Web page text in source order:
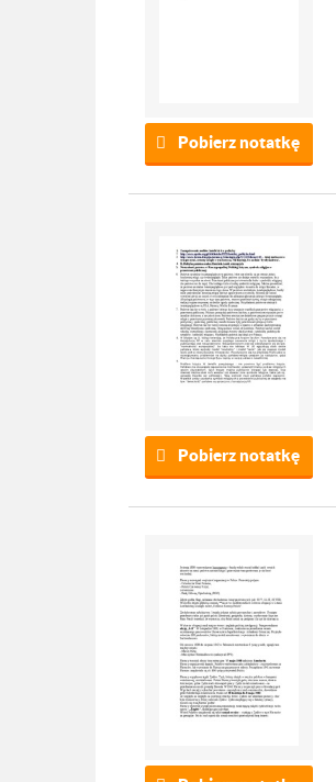
Pobierz notatkę
Pobierz notatkę